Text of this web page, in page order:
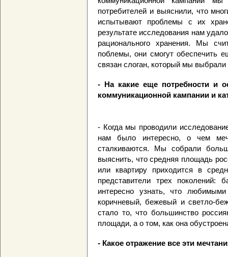
потребителей и выяснили, что
испытывают проблемы с их
результате исследования нам
рационального хранения. Мы
поблемы, они смогут
связан слоган, который мы
- На какие еще потребности и
коммуникационной кампании и
- Когда мы проводили
нам было интересно, о чем
сталкиваются. Мы собрали
выяснить, что средняя площадь
или квартиру приходится в
представители трех
интересно узнать, что
коричневый, бежевый и светло-
стало то, что большинство
площади, а о том, как она
- Какое отражение все эти